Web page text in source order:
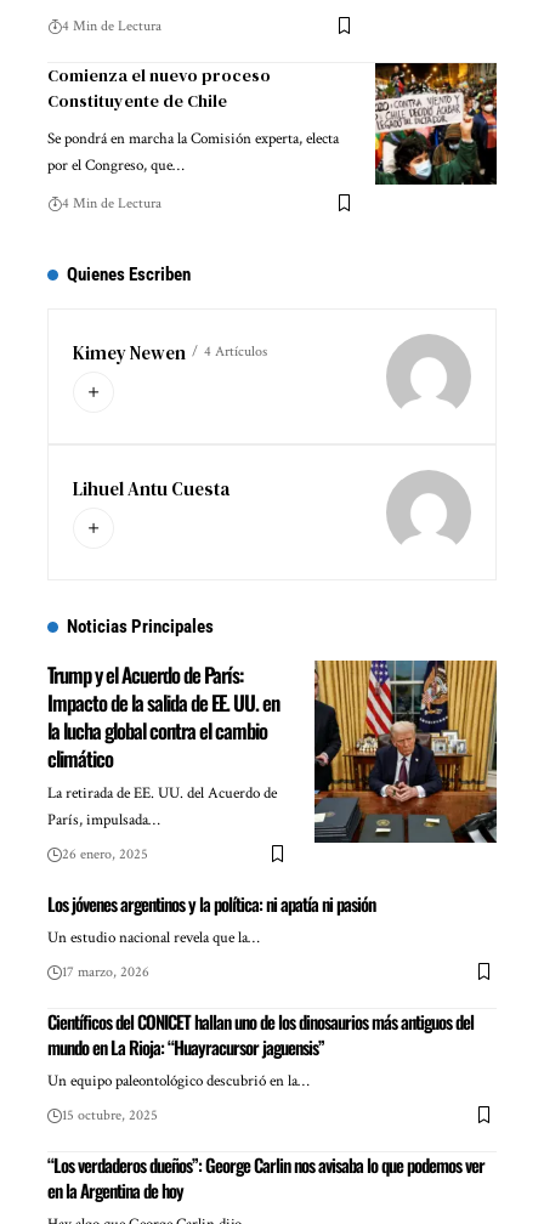
4 Min de Lectura
Comienza el nuevo proceso
Constituyente de Chile
Se pondrá en marcha la Comisión experta, electa
por el Congreso, que…
4 Min de Lectura
Quienes Escriben
Kimey Newen 4 Artículos
Lihuel Antu Cuesta
Noticias Principales
Trump y el Acuerdo de París:
Impacto de la salida de EE. UU. en
la lucha global contra el cambio
climático
La retirada de EE. UU. del Acuerdo de
París, impulsada…
26 enero, 2025
Los jóvenes argentinos y la política: ni apatía ni pasión
Un estudio nacional revela que la…
17 marzo, 2026
Científicos del CONICET hallan uno de los dinosaurios más antiguos del
mundo en La Rioja: “Huayracursor jaguensis”
Un equipo paleontológico descubrió en la…
15 octubre, 2025
“Los verdaderos dueños”: George Carlin nos avisaba lo que podemos ver
en la Argentina de hoy